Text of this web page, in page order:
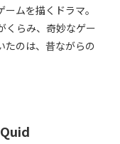
ムを描くドラマ。
くらみ、奇妙なゲー
たのは、昔ながらの